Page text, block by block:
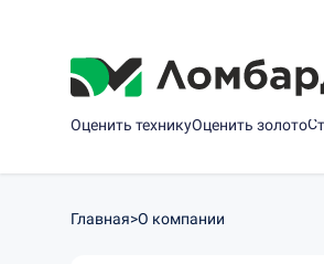
Оценить техникуОценить золото
Главная>О компании